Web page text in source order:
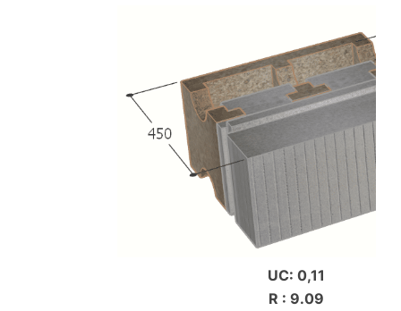
UC: 0,11
R : 9.09